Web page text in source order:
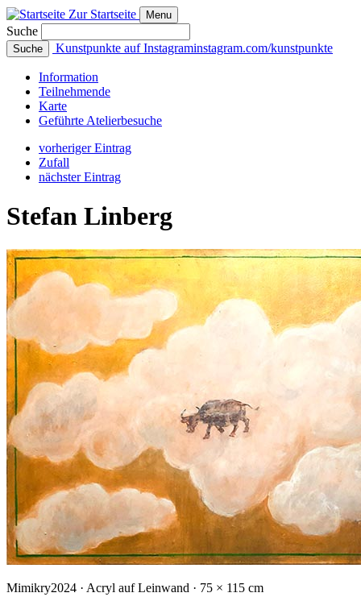
Zur Startseite Menu
Suche
Suche Kunstpunkte auf Instagraminstagram.com/kunstpunkte
Information
Teilnehmende
Karte
Geführte Atelierbesuche
vorheriger Eintrag
Zufall
nächster Eintrag
Stefan Linberg
Mimikry2024 · Acryl auf Leinwand · 75 × 115 cm